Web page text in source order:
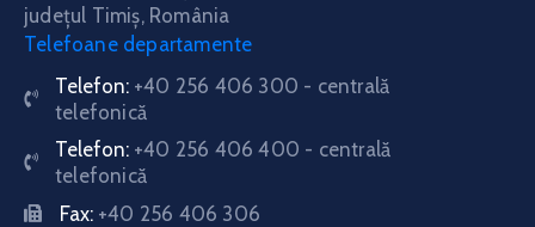
judeţul Timiş, România
Telefoane departamente
Telefon: +40 256 406 300 - centrală
telefonică
Telefon: +40 256 406 400 - centrală
telefonică
Fax: +40 256 406 306